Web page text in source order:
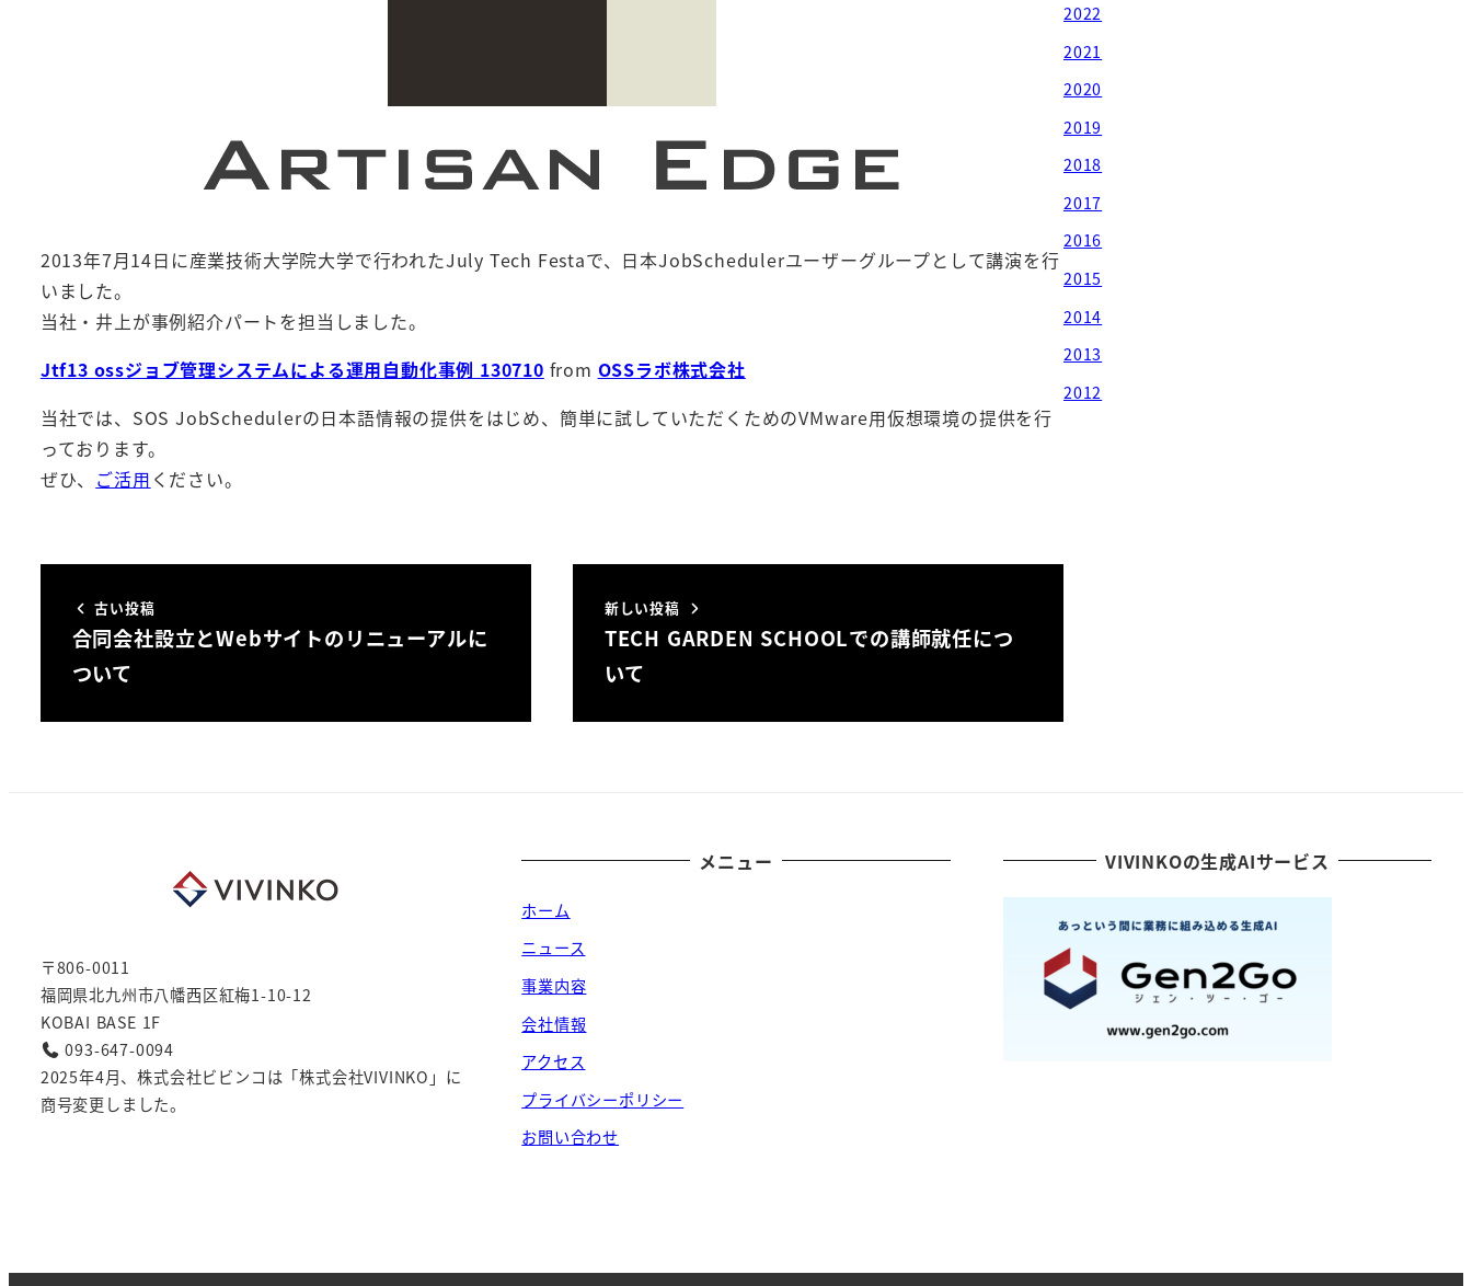
2013年7月14日に産業技術大学院大学で行われたJuly Tech Festaで、日本JobSchedulerユーザーグループとして講演を行
いました。
当社・井上が事例紹介パートを担当しました。
Jtf13 ossジョブ管理システムによる運用自動化事例 130710 from OSSラボ株式会社
当社では、SOS JobSchedulerの日本語情報の提供をはじめ、簡単に試していただくためのVMware用仮想環境の提供を行
っております。
ぜひ、 ご活用 ください。
古い投稿
合同会社設立とWebサイトのリニューアルに
ついて
新しい投稿
TECH GARDEN SCHOOLでの講師就任につ
いて
2022
2021
2020
2019
2018
2017
2016
2015
2014
2013
2012
〒806-0011
福岡県北九州市八幡西区紅梅1-10-12
KOBAI BASE 1F
093-647-0094
2025年4月、株式会社ビビンコは「株式会社VIVINKO」に
商号変更しました。
メニュー
ホーム
ニュース
事業内容
会社情報
アクセス
プライバシーポリシー
お問い合わせ
VIVINKOの生成AIサービス